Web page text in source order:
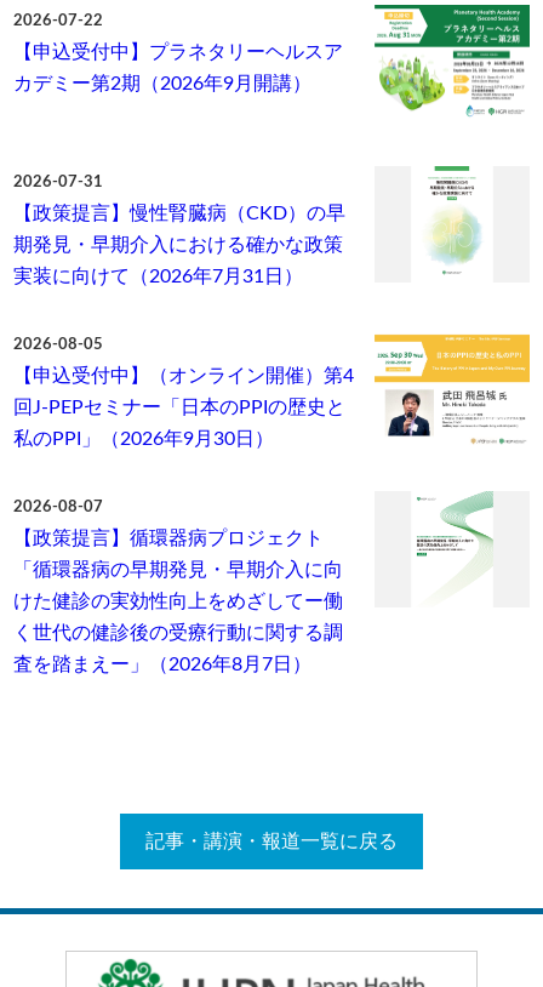
2026-07-22
【申込受付中】プラネタリーヘルスア
カデミー第2期（2026年9月開講）
2026-07-31
【政策提言】慢性腎臓病（CKD）の早
期発見・早期介入における確かな政策
実装に向けて（2026年7月31日）
2026-08-05
【申込受付中】（オンライン開催）第4
回J-PEPセミナー「日本のPPIの歴史と
私のPPI」（2026年9月30日）
2026-08-07
【政策提言】循環器病プロジェクト
「循環器病の早期発見・早期介入に向
けた健診の実効性向上をめざしてー働
く世代の健診後の受療行動に関する調
査を踏まえー」（2026年8月7日）
記事・講演・報道一覧に戻る